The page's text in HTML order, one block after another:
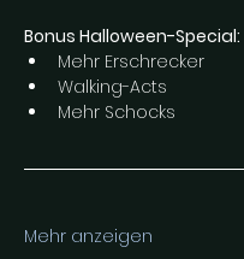
Bonus Halloween-Special:
Mehr Erschrecker
Walking-Acts
Mehr Schocks
Mehr anzeigen